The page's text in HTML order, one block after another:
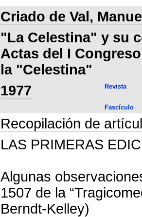
Criado de Val,
"La Celestina" y su
Actas del I
la "Celestina"
1977 Revista
Fascículo
Recopilación de
LAS PRIMERAS
Algunas
1507 de la
Berndt-Kelley)